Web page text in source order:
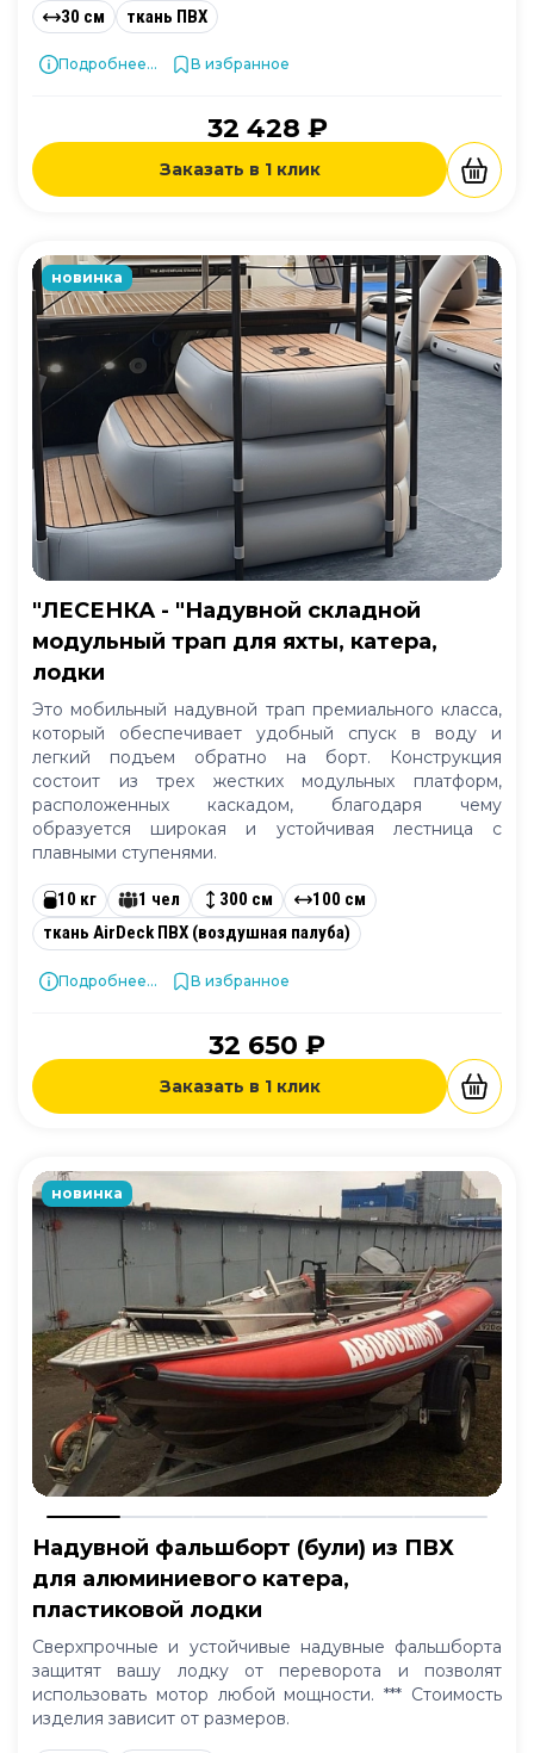
30 см ткань ПВХ
Подробнее... В избранное
32 428 ₽
Заказать в 1 клик
новинка
"ЛЕСЕНКА - "Надувной складной
модульный трап для яхты, катера,
лодки
Это мобильный надувной трап премиального класса,
который обеспечивает удобный спуск в воду и
легкий подъем обратно на борт. Конструкция
состоит из трех жестких модульных платформ,
расположенных каскадом, благодаря чему
образуется широкая и устойчивая лестница с
плавными ступенями.
10 кг 1 чел 300 см
100 см
ткань AirDeck ПВХ (воздушная палуба)
Подробнее... В избранное
32 650 ₽
Заказать в 1 клик
новинка
Надувной фальшборт (були) из ПВХ
для алюминиевого катера,
пластиковой лодки
Сверхпрочные и устойчивые надувные фальшборта
защитят вашу лодку от переворота и позволят
использовать мотор любой мощности. *** Стоимость
изделия зависит от размеров.